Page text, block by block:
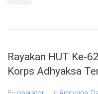
Rayakan HUT Ke-
Korps Adhyaksa